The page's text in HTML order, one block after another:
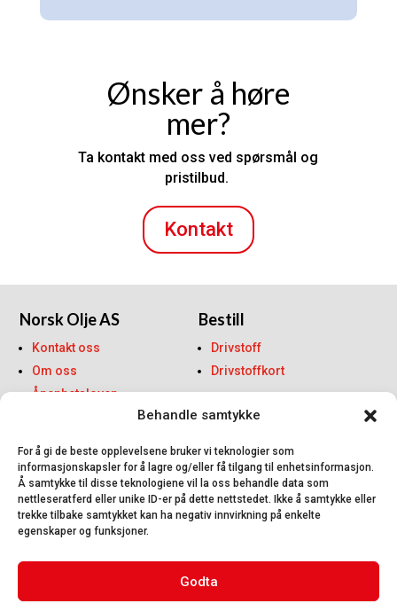
Behandle samtykke
For å gi de beste opplevelsene bruker vi teknologier som
informasjonskapsler for å lagre og/eller få tilgang til enhetsinformasjon.
Å samtykke til disse teknologiene vil la oss behandle data som
nettleseratferd eller unike ID-er på dette nettstedet. Ikke å samtykke eller
trekke tilbake samtykket kan ha negativ innvirkning på enkelte
egenskaper og funksjoner.
Godta
Ønsker å høre
mer?
Ta kontakt med oss ved spørsmål og
pristilbud.
Kontakt
Norsk Olje AS
Kontakt oss
Om oss
Åpenhetsloven
Bestill
Drivstoff
Drivstoffkort